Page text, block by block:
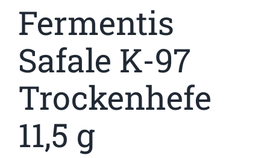
Fermentis
Safale K-97
Trockenhefe
11,5 g